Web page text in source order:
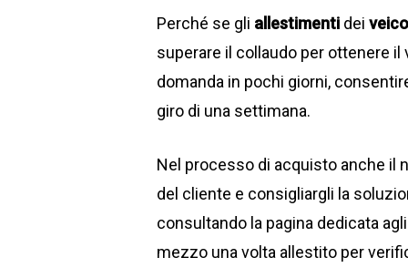
Perché se gli allestimenti dei
superare il collaudo per ottenere il
domanda in pochi giorni,
giro di una settimana.
Nel processo di acquisto anche il
del cliente e consigliargli la
consultando la pagina dedicata
mezzo una volta allestito per